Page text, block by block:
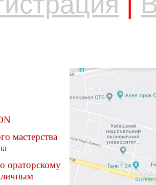
мастерства
ораторскому